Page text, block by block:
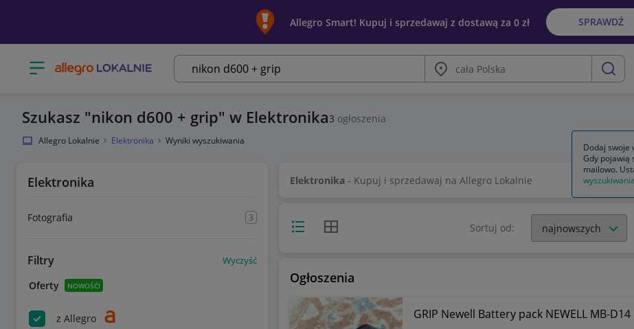
Allegro Smart! Kupuj i sprzedawaj z dostawą za 0 zł SPRAWDŹ
Otwórz menu z kategoriami
Miasto
szukaj
Szukasz nikon d600 + grip w Elektronika3 ogłoszenia
Allegro Lokalnie Elektronika Wyniki wyszukiwania
Elektronika
Fotografia 3
Filtry Wyczyść
Oferty NOWOŚĆ!
z Allegro
Elektronika- Kupuj i sprzedawaj na Allegro Lokalnie
Widok listyWidok siatki Sortuj od:
Ogłoszenia
GRIP Newell Battery pack NEWELL MB-
Dodaj swoje
Gdy pojawią
mailowo.